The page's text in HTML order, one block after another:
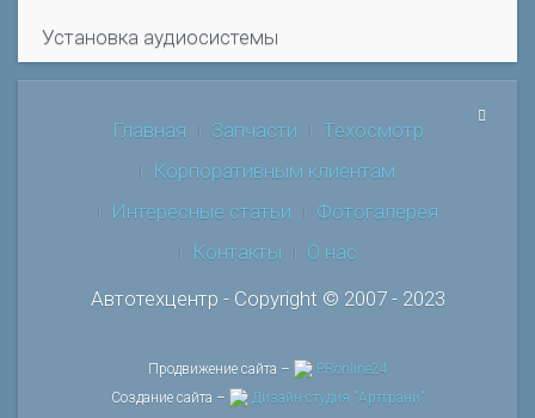
Установка аудиосистемы
Главная Запчасти
Техосмотр
Корпоративным клиентам
Интересные статьи
Фотогалерея
Контакты
О нас
Автотехцентр - Copyright © 2007 - 2023
Продвижение сайта –
PRonline24
Создание сайта –
Дизайн-студия "Артграни"